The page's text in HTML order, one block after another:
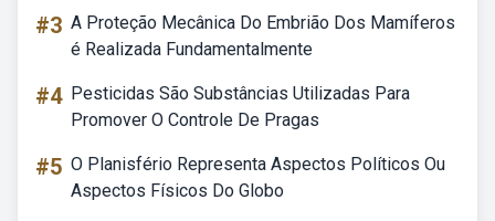
#3 A Proteção Mecânica Do Embrião Dos Mamíferos
é Realizada Fundamentalmente
#4 Pesticidas São Substâncias Utilizadas Para
Promover O Controle De Pragas
#5 O Planisfério Representa Aspectos Políticos Ou
Aspectos Físicos Do Globo